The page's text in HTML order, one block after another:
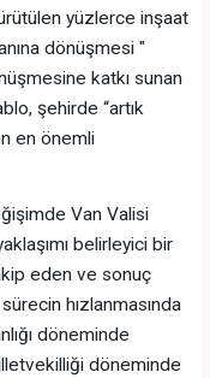
yüzlerce inşaat
dönüşmesi "
katkı sunan
şehirde “artık
en önemli
Van Valisi
belirleyici bir
eden ve sonuç
hızlanmasında
döneminde
döneminde